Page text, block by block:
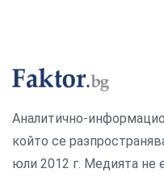
Аналитично-
който се
юли 2012 г. Медията не